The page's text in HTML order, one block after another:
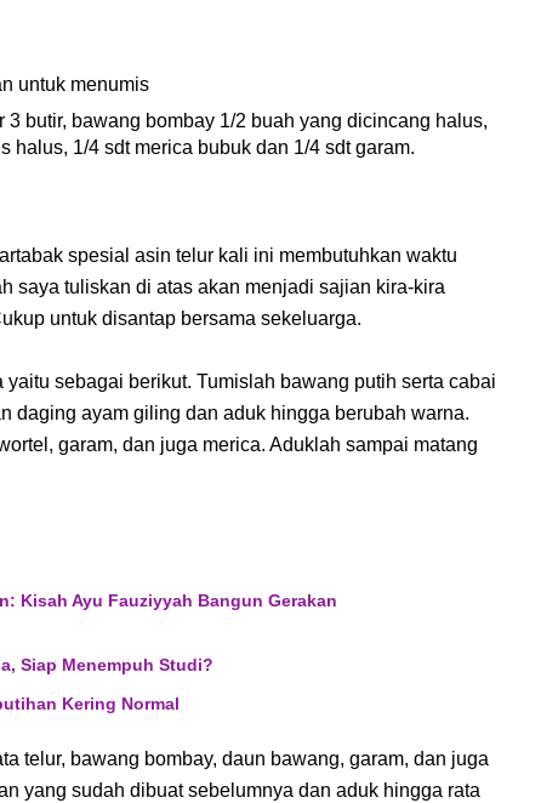
untuk menumis
3 butir, bawang bombay 1/2 buah yang dicincang halus,
halus, 1/4 sdt merica bubuk dan 1/4 sdt garam.
spesial asin telur kali ini membutuhkan waktu
saya tuliskan di atas akan menjadi sajian kira-kira
untuk disantap bersama sekeluarga.
sebagai berikut. Tumislah bawang putih serta cabai
daging ayam giling dan aduk hingga berubah warna.
garam, dan juga merica. Aduklah sampai matang
Kisah Ayu Fauziyyah Bangun Gerakan
Siap Menempuh Studi?
Kering Normal
telur, bawang bombay, daun bawang, garam, dan juga
yang sudah dibuat sebelumnya dan aduk hingga rata